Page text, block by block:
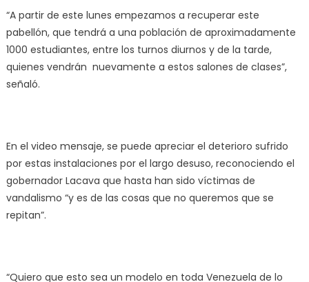
“A partir de este lunes empezamos a recuperar este
pabellón, que tendrá a una población de aproximadamente
1000 estudiantes, entre los turnos diurnos y de la tarde,
quienes vendrán nuevamente a estos salones de clases”,
señaló.
En el video mensaje, se puede apreciar el deterioro sufrido
por estas instalaciones por el largo desuso, reconociendo el
gobernador Lacava que hasta han sido víctimas de
vandalismo “y es de las cosas que no queremos que se
repitan”.
“Quiero que esto sea un modelo en toda Venezuela de lo